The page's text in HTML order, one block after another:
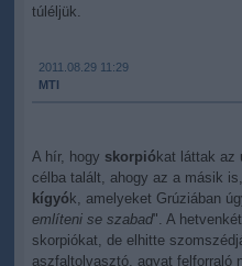
túléljük.
2011.08.29 11:29
MTI
A hír, hogy skorpiókat láttak az
célba talált, ahogy az a másik
kígyók, amelyeket Grúziában
említeni se szabad". A
skorpiókat, de elhitte
aszfaltolvasztó, agyat felforraló